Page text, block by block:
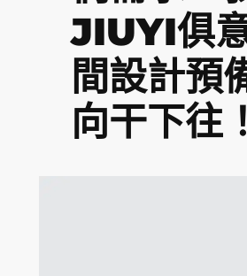
JIUYI俱
間設計預
向干下往